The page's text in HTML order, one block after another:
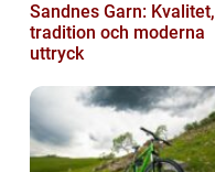
Sandnes Garn: Kvalitet,
tradition och moderna
uttryck